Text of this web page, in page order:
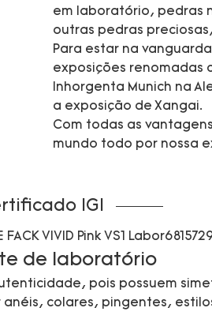
em laboratório, pedras
outras pedras
Para estar na
exposições renomadas
Inhorgenta Munich na
a exposição de Xangai.
Com todas as
mundo todo por nossa
IGI
de laboratório
pois possuem
colares, pingentes,